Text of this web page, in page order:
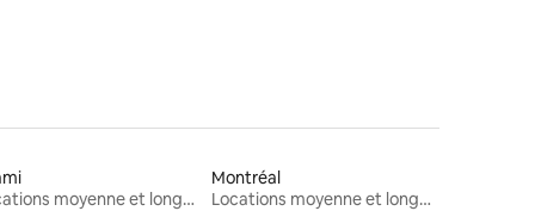
Locations moyenne et longue durée
Montréal
Locations moyenne et longue durée